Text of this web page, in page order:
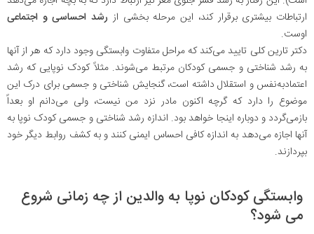
ارتباطات بیشتری برقرار کند، این مرحله بخشی از رشد احساسی و اجتماعی
اوست.
دکتر تارین کلی تایید می‌کند که مراحل متفاوت وابستگی وجود دارد که هر از آنها
به رشد شناختی و جسمی کودکان مرتبط می‌شوند. مثلاً کودک نوپایی که رشد
اعتمادبه‌نفس و استقلال داشته است، گنجایش شناختی و جسمی برای درک این
موضوع را دارد که گرچه اکنون مادر نزد من نیست، ولی می‌دانم او بعداً
بازمی‌گردد و دوباره اینجا خواهد بود. اندازه رشد شناختی و جسمی کودک نوپا به
آنها اجازه می‌دهد به اندازه کافی احساس ایمنی کنند و به کشف روابط دیگر خود
بپردازند.
وابستگی کودکان نوپا به والدین از چه زمانی شروع
می شود؟